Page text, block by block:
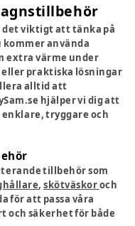
viktigt att tänka på
kommer använda
extra värme under
eller praktiska lösningar
alltid att
hjälper vi dig att
tryggare och
tillbehör som
,skötväskoroch
för att passa våra
och säkerhet för både